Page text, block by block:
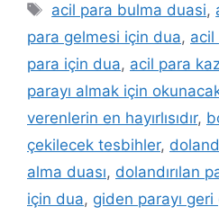
acil para bulma duasi,
para gelmesi için dua, acil
para için dua, acil para
parayı almak için
verenlerin en hayırlısıdır,
çekilecek tesbihler,
alma duası, dolandırılan
için dua, giden parayı geri